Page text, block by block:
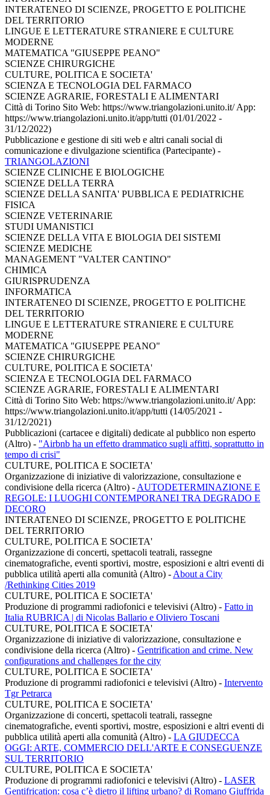
INTERATENEO DI SCIENZE, PROGETTO E POLITICHE
DEL TERRITORIO
LINGUE E LETTERATURE STRANIERE E CULTURE
MODERNE
MATEMATICA "GIUSEPPE PEANO"
SCIENZE CHIRURGICHE
CULTURE, POLITICA E SOCIETA'
SCIENZA E TECNOLOGIA DEL FARMACO
SCIENZE AGRARIE, FORESTALI E ALIMENTARI
Città di Torino Sito Web: https://www.triangolazioni.unito.it/ App:
https://www.triangolazioni.unito.it/app/tutti (01/01/2022 -
31/12/2022)
Pubblicazione e gestione di siti web e altri canali social di
comunicazione e divulgazione scientifica (Partecipante) -
TRIANGOLAZIONI
SCIENZE CLINICHE E BIOLOGICHE
SCIENZE DELLA TERRA
SCIENZE DELLA SANITA' PUBBLICA E PEDIATRICHE
FISICA
SCIENZE VETERINARIE
STUDI UMANISTICI
SCIENZE DELLA VITA E BIOLOGIA DEI SISTEMI
SCIENZE MEDICHE
MANAGEMENT "VALTER CANTINO"
CHIMICA
GIURISPRUDENZA
INFORMATICA
INTERATENEO DI SCIENZE, PROGETTO E POLITICHE
DEL TERRITORIO
LINGUE E LETTERATURE STRANIERE E CULTURE
MODERNE
MATEMATICA "GIUSEPPE PEANO"
SCIENZE CHIRURGICHE
CULTURE, POLITICA E SOCIETA'
SCIENZA E TECNOLOGIA DEL FARMACO
SCIENZE AGRARIE, FORESTALI E ALIMENTARI
Città di Torino Sito Web: https://www.triangolazioni.unito.it/ App:
https://www.triangolazioni.unito.it/app/tutti (14/05/2021 -
31/12/2021)
Pubblicazioni (cartacee e digitali) dedicate al pubblico non esperto
(Altro) - "Airbnb ha un effetto drammatico sugli affitti, soprattutto in
tempo di crisi"
CULTURE, POLITICA E SOCIETA'
Organizzazione di iniziative di valorizzazione, consultazione e
condivisione della ricerca (Altro) - AUTODETERMINAZIONE E
REGOLE: I LUOGHI CONTEMPORANEI TRA DEGRADO E
DECORO
INTERATENEO DI SCIENZE, PROGETTO E POLITICHE
DEL TERRITORIO
CULTURE, POLITICA E SOCIETA'
Organizzazione di concerti, spettacoli teatrali, rassegne
cinematografiche, eventi sportivi, mostre, esposizioni e altri eventi di
pubblica utilità aperti alla comunità (Altro) - About a City
/Rethinking Cities 2019
CULTURE, POLITICA E SOCIETA'
Produzione di programmi radiofonici e televisivi (Altro) - Fatto in
Italia RUBRICA | di Nicolas Ballario e Oliviero Toscani
CULTURE, POLITICA E SOCIETA'
Organizzazione di iniziative di valorizzazione, consultazione e
condivisione della ricerca (Altro) - Gentrification and crime. New
configurations and challenges for the city
CULTURE, POLITICA E SOCIETA'
Produzione di programmi radiofonici e televisivi (Altro) - Intervento
Tgr Petrarca
CULTURE, POLITICA E SOCIETA'
Organizzazione di concerti, spettacoli teatrali, rassegne
cinematografiche, eventi sportivi, mostre, esposizioni e altri eventi di
pubblica utilità aperti alla comunità (Altro) - LA GIUDECCA
OGGI: ARTE, COMMERCIO DELL'ARTE E CONSEGUENZE
SUL TERRITORIO
CULTURE, POLITICA E SOCIETA'
Produzione di programmi radiofonici e televisivi (Altro) - LASER
Gentifrication: cosa c’è dietro il lifting urbano? di Romano Giuffrida